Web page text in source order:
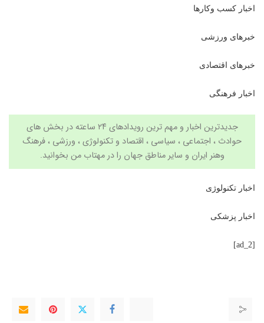
اخبار کسب وکارها
خبرهای ورزشی
خبرهای اقتصادی
اخبار فرهنگی
جدیدترین اخبار و مهم ترین رویدادهای ۲۴ ساعته در بخش های
حوادث ، اجتماعی ، سیاسی ، اقتصاد و تکنولوژی، ورزشی ، فرهنگ
وهنر ایران و سایر مناطق جهان را در مهتاب من بخوانید.
اخبار تکنولوژی
اخبار پزشکی
[ad_2]